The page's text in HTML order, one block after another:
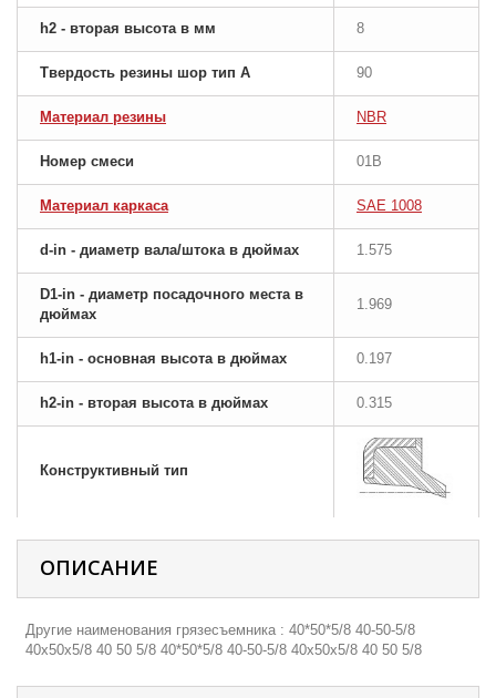
h2 - вторая высота в мм 8
Твердость резины шор тип A 90
Материал резины NBR
Номер смеси 01B
Материал каркаса SAE 1008
d-in - диаметр вала/штока в дюймах 1.575
D1-in - диаметр посадочного места в
дюймах
1.969
h1-in - основная высота в дюймах 0.197
h2-in - вторая высота в дюймах 0.315
Конструктивный тип
ОПИСАНИЕ
Другие наименования грязесъемника : 40*50*5/8 40-50-5/8
40х50х5/8 40 50 5/8 40*50*5/8 40-50-5/8 40х50х5/8 40 50 5/8